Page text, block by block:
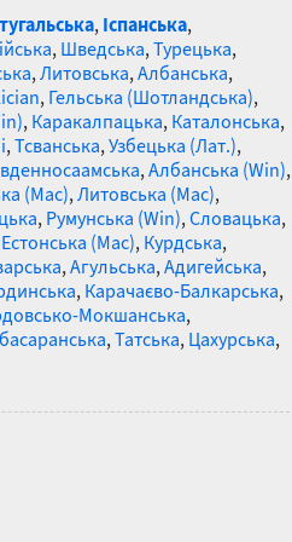
, Іспанська,
, Шведська,Турецька,
,Литовська,Албанська,
, Гельська (Шотландська),
, Каракалпацька, Каталонська,
,Тсванська,Узбецька (Лат.),
,Албанська (Win),
(Mac),Литовська (Mac),
, Румунська (Win),Словацька,
Естонська (Mac), Курдська,
,Агульська,Адигейська,
, Карачаєво-Балкарська,
Мокшанська,
,Татська, Цахурська,